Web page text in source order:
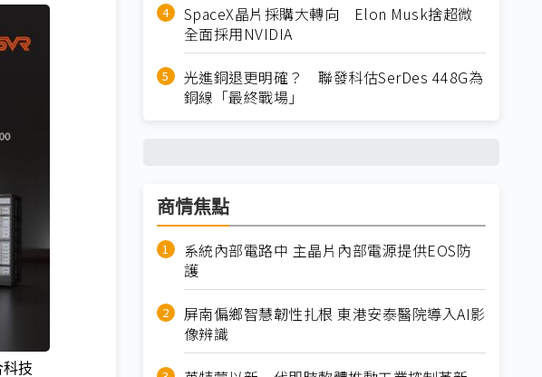
技
SpaceX晶片採購大轉向 Elon Musk捨超微
全面採用NVIDIA
光進銅退更明確？ 聯發科估SerDes 448G為
銅線「最終戰場」
商情焦點
系統內部電路中 主晶片內部電源提供EOS防
護
屏南偏鄉智慧韌性扎根 東港安泰醫院導入AI影
像辨識